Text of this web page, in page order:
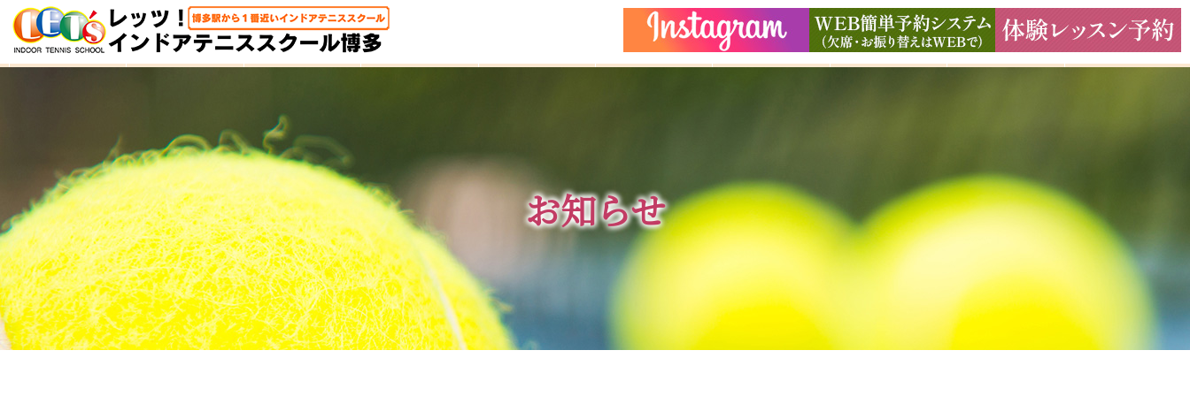
HOME 体験レッスン 大人クラス 子どもクラス イベント 施設ガイド ギャラリー アクセス よくある質問
お知らせ